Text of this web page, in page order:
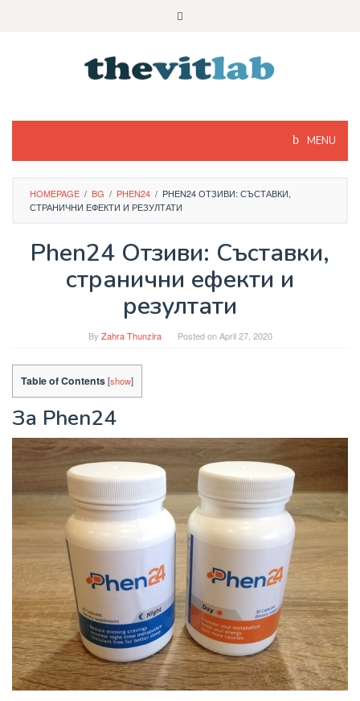
MENU
HOMEPAGE / BG / PHEN24 / PHEN24 ОТЗИВИ: СЪСТАВКИ,
СТРАНИЧНИ ЕФЕКТИ И РЕЗУЛТАТИ
Phen24 Отзиви: Съставки,
странични ефекти и
резултати
By Zahra Thunzira Posted onApril 27, 2020
Table of Contents[show]
За Phen24